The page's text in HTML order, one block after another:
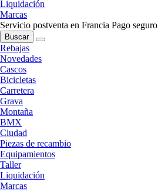
Liquidación
Marcas
Servicio postventa en Francia Pago seguro
Buscar
Rebajas
Novedades
Cascos
Bicicletas
Carretera
Grava
Montaña
BMX
Ciudad
Piezas de recambio
Equipamientos
Taller
Liquidación
Marcas